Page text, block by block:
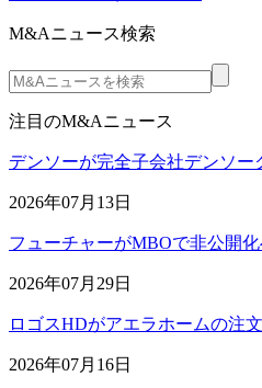
M&Aニュース検索
注目のM&Aニュース
デンソーが完全子会社デンソ
2026年07月13日
フューチャーがMBOで非公開
2026年07月29日
ロゴスHDがアエラホームの注
2026年07月16日